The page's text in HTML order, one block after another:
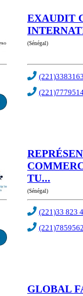
EXAUDIT
(Sénégal)
TU...
(Sénégal)
(221)33 823
GLOBAL